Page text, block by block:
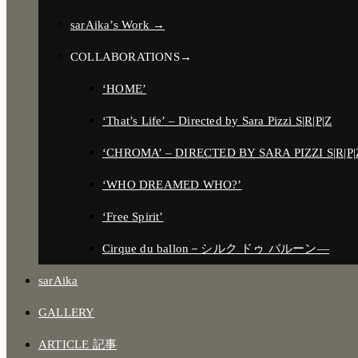
sarAika’s Work →
COLLABORATIONS→
‘HOME’
‘That’s Life’ – Directed by Sara Pizzi S|R|P|Z
‘CHROMA’ – DIRECTED BY SARA PIZZI
‘WHO DREAMED WHO?’
‘Free Spirit’
Cirque du ballon－シルク ドゥ バルーン―
sarAika
GALLERY
ARTICLE 記事